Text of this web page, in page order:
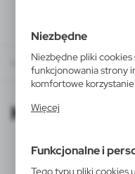
Niezbędne
Niezbędne pliki cookies
funkcjonowania strony
komfortowe korzystanie
działania w celu m.in.
korzystasz, może
Więcej
Funkcjonalne i
Tego typu pliki cookies
KATALOGI ONLINE
KATALOGI